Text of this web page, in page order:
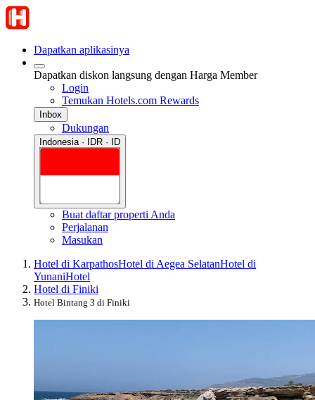
Dapatkan aplikasinya
Dapatkan diskon langsung dengan Harga Member
Login
Temukan Hotels.com Rewards
Inbox
Dukungan
Indonesia · IDR · ID
Buat daftar properti Anda
Perjalanan
Masukan
Hotel di KarpathosHotel di Aegea SelatanHotel di
YunaniHotel
Hotel di Finiki
Hotel Bintang 3 di Finiki